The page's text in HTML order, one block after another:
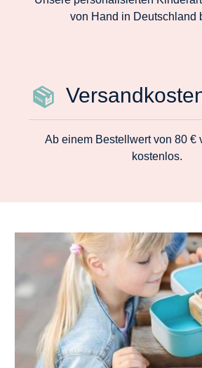
von Hand in Deutschland
Ab einem Bestellwert von 80 €
kostenlos.